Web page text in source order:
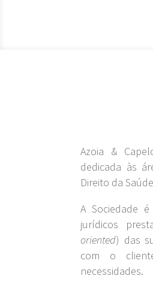
Azoia &
dedicada às
Direito da
A Sociedade
jurídicos
oriented) das
com o
necessidades.